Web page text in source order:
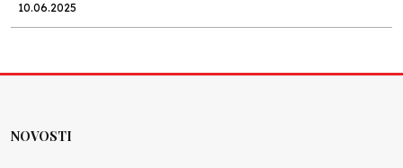
10.06.2025
NOVOSTI